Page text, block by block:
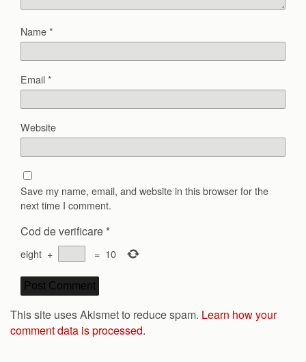
Name*
Email*
Website
Save my name, email, and website in this browser for the
next time I comment.
Cod de verificare *
eight + = 10
This site uses Akismet to reduce spam. Learn how your
comment data is processed.